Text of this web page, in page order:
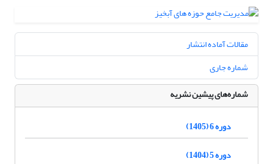
مقالات آماده انتشار
شماره جاری
شماره‌های پیشین نشریه
دوره 6 (1405)
دوره 5 (1404)